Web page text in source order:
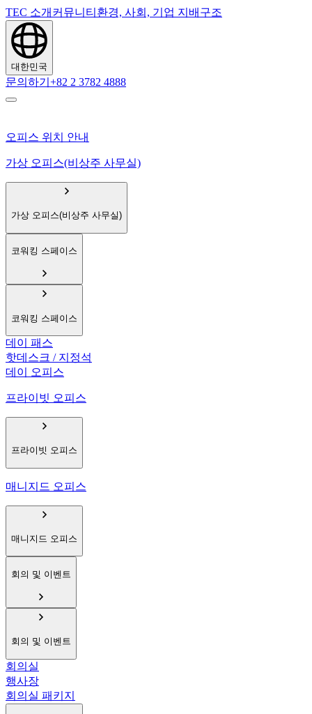
TEC 소개 커뮤니티 환경, 사회, 기업 지배구조
대한민국
문의하기 +82 2 3782 4888
오피스 위치 안내
가상 오피스(비상주 사무실)
가상 오피스(비상주 사무실)
코워킹 스페이스
코워킹 스페이스
데이 패스
핫데스크 / 지정석
데이 오피스
프라이빗 오피스
프라이빗 오피스
매니지드 오피스
매니지드 오피스
회의 및 이벤트
회의 및 이벤트
회의실
행사장
회의실 패키지